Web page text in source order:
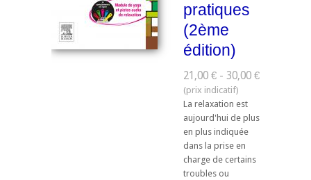
pratiques
(2ème
édition)
21,00 € - 30,00 €
La relaxation est
aujourd'hui de plus
en plus indiquée
dans la prise en
charge de certains
troubles ou